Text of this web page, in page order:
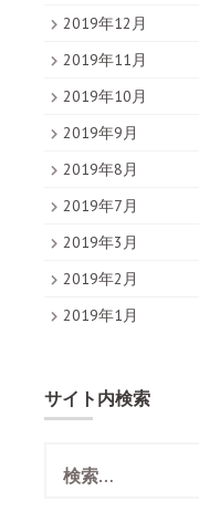
2019年12月
2019年11月
2019年10月
2019年9月
2019年8月
2019年7月
2019年3月
2019年2月
2019年1月
サイト内検索